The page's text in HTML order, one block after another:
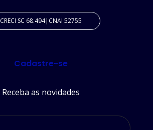
CRECI SC 68.494|CNAI 52755
Cadastre-se
Receba as novidades